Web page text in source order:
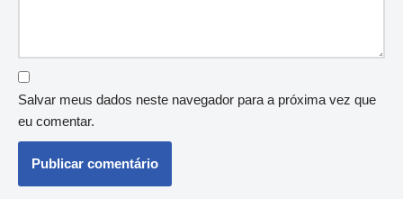
Salvar meus dados neste navegador para a próxima vez que
eu comentar.